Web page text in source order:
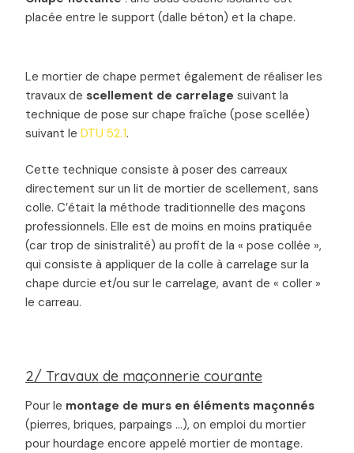
placée entre le support (dalle béton) et la chape.
Le mortier de chape permet également de réaliser les
travaux de scellement de carrelage suivant la
technique de pose sur chape fraîche (pose scellée)
suivant le DTU 52.1.
Cette technique consiste à poser des carreaux
directement sur un lit de mortier de scellement, sans
colle. C’était la méthode traditionnelle des maçons
professionnels. Elle est de moins en moins pratiquée
(car trop de sinistralité) au profit de la « pose collée »,
qui consiste à appliquer de la colle à carrelage sur la
chape durcie et/ou sur le carrelage, avant de « coller »
le carreau.
2/ Travaux de maçonnerie courante
Pour le montage de murs en éléments maçonnés
(pierres, briques, parpaings …), on emploi du mortier
pour hourdage encore appelé mortier de montage.